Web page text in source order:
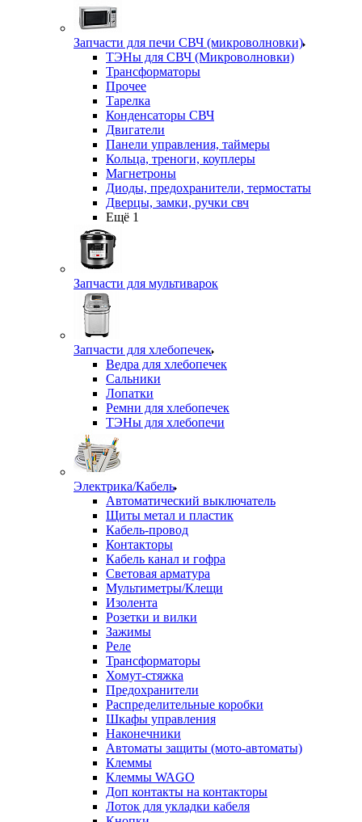
Запчасти для печи СВЧ (микроволновки)
ТЭНы для СВЧ (Микроволновки)
Трансформаторы
Прочее
Тарелка
Конденсаторы СВЧ
Двигатели
Панели управления, таймеры
Кольца, треноги, коуплеры
Магнетроны
Диоды, предохранители, термостаты
Дверцы, замки, ручки свч
Ещё 1
Запчасти для мультиварок
Запчасти для хлебопечек
Ведра для хлебопечек
Сальники
Лопатки
Ремни для хлебопечек
ТЭНы для хлебопечи
Электрика/Кабель
Автоматический выключатель
Щиты метал и пластик
Кабель-провод
Контакторы
Кабель канал и гофра
Световая арматура
Мультиметры/Клещи
Изолента
Розетки и вилки
Зажимы
Реле
Трансформаторы
Хомут-стяжка
Предохранители
Распределительные коробки
Шкафы управления
Наконечники
Автоматы защиты (мото-автоматы)
Клеммы
Клеммы WAGO
Доп контакты на контакторы
Лоток для укладки кабеля